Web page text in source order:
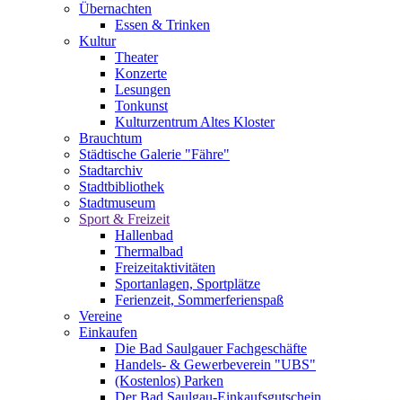
Übernachten
Essen & Trinken
Kultur
Theater
Konzerte
Lesungen
Tonkunst
Kulturzentrum Altes Kloster
Brauchtum
Städtische Galerie "Fähre"
Stadtarchiv
Stadtbibliothek
Stadtmuseum
Sport & Freizeit
Hallenbad
Thermalbad
Freizeitaktivitäten
Sportanlagen, Sportplätze
Ferienzeit, Sommerferienspaß
Vereine
Einkaufen
Die Bad Saulgauer Fachgeschäfte
Handels- & Gewerbeverein "UBS"
(Kostenlos) Parken
Der Bad Saulgau-Einkaufsgutschein